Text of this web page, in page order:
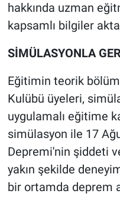
hakkında uzman
kapsamlı bilgiler
SİMÜLASYONLA
Eğitimin teorik
Kulübü üyeleri,
uygulamalı eğitime
simülasyon ile 17
Depremi'nin şiddeti
yakın şekilde
bir ortamda deprem